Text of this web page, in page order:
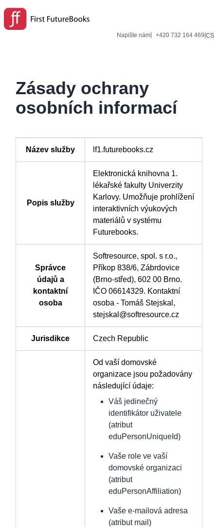
Napište nám +420 732 164 469 CS
Zásady ochrany
osobních informací
Název služby lf1.futurebooks.cz
Popis služby
Elektronická knihovna 1.
lékařské fakulty Univerzity
Karlovy. Umožňuje prohlížení
interaktivních výukových
materiálů v systému
Futurebooks.
Správce
údajů a
kontaktní
osoba
Softresource, spol. s r.o.,
Příkop 838/6, Zábrdovice
(Brno-střed), 602 00 Brno.
IČO 06614329. Kontaktní
osoba - Tomáš Stejskal,
stejskal@softresource.cz
Jurisdikce Czech Republic
Od vaší domovské
organizace jsou požadovány
následující údaje:
Váš jedinečný
identifikátor uživatele
(atribut
eduPersonUniqueId)
Vaše role ve vaší
domovské organizaci
(atribut
eduPersonAffiliation)
Vaše e-mailová adresa
(atribut mail)